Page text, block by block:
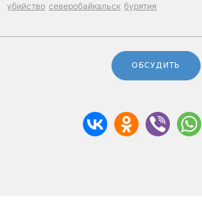
убийство северобайкальск бурятия
ОБСУДИТЬ